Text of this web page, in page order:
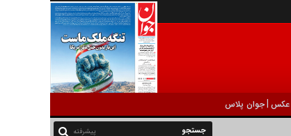
عکس |جوان پلاس
پیشرفته